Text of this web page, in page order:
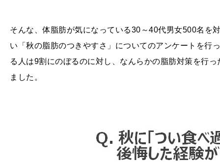
そんな、体脂肪が気になっている30～40代男女500名を
い「秋の脂肪のつきやすさ」についてのアンケートを行
る人は9割にのぼるのに対し、なんらかの脂肪対策を行
ました。